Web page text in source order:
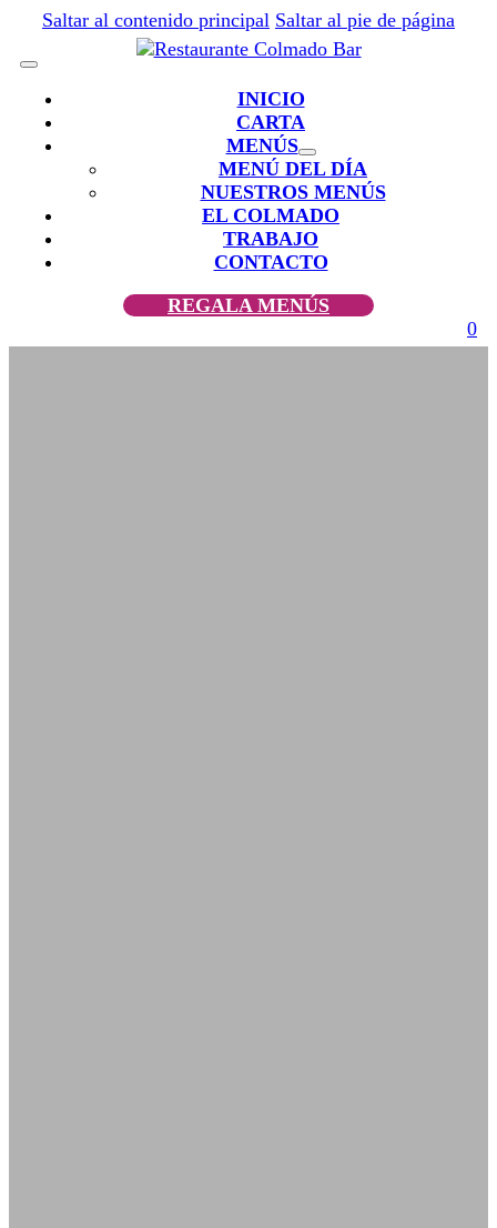
Saltar al contenido principal Saltar al pie de página
INICIO
CARTA
MENÚS
MENÚ DEL DÍA
NUESTROS MENÚS
EL COLMADO
TRABAJO
CONTACTO
REGALA MENÚS
0